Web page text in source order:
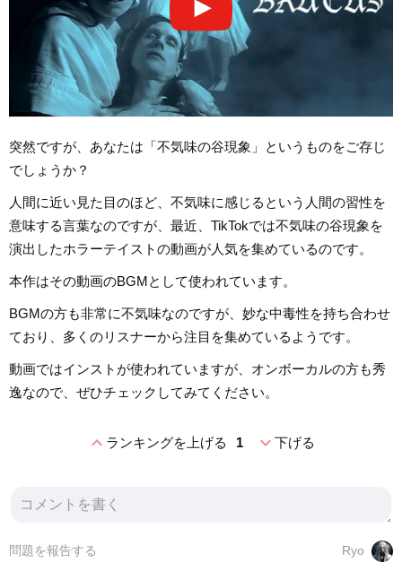
突然ですが、あなたは「不気味の谷現象」というものをご存じ
でしょうか？
人間に近い見た目のほど、不気味に感じるという人間の習性を
意味する言葉なのですが、最近、TikTokでは不気味の谷現象を
演出したホラーテイストの動画が人気を集めているのです。
本作はその動画のBGMとして使われています。
BGMの方も非常に不気味なのですが、妙な中毒性を持ち合わせ
ており、多くのリスナーから注目を集めているようです。
動画ではインストが使われていますが、オンボーカルの方も秀
逸なので、ぜひチェックしてみてください。
expand_lessランキングを上げる 1 expand_more下げる
Ryo
問題を報告する